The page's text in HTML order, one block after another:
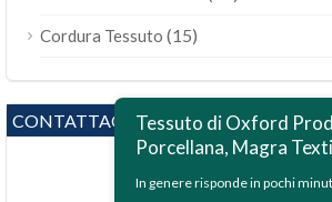
Cordura Tessuto (15)
CONTATTACI
Tessuto di Oxford
Porcellana, Magra
In genere risponde in pochi